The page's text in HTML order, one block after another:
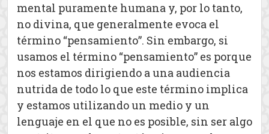
mental puramente humana y, por lo tanto,
no divina, que generalmente evoca el
término “pensamiento”. Sin embargo, si
usamos el término “pensamiento” es porque
nos estamos dirigiendo a una audiencia
nutrida de todo lo que este término implica
y estamos utilizando un medio y un
lenguaje en el que no es posible, sin ser algo